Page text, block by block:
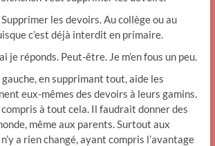
les devoirs. Au collège ou au
c’est déjà interdit en primaire.
je réponds. Peut-être. Je m’en fous un peu.
gauche, en supprimant tout, aide les
eux-mêmes des devoirs à leurs gamins.
compris à tout cela. Il faudrait donner des
même aux parents. Surtout aux
a rien changé, ayant compris l’avantage